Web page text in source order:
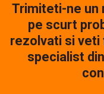
Trimiteti-ne un
pe scurt
rezolvati si veti
specialist